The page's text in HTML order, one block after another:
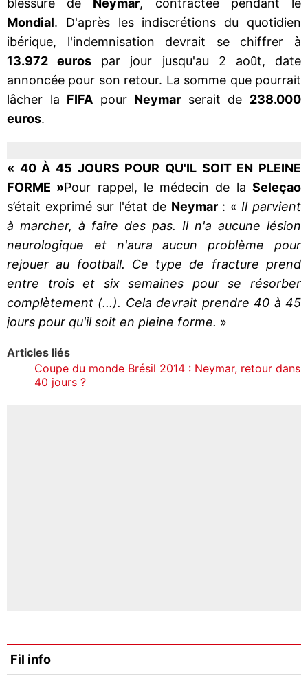
blessure de Neymar, contractée pendant le
Mondial. D'après les indiscrétions du quotidien
ibérique, l'indemnisation devrait se chiffrer à
13.972 euros par jour jusqu'au 2 août, date
annoncée pour son retour. La somme que pourrait
lâcher la FIFA pour Neymar serait de 238.000
euros.
« 40 À 45 JOURS POUR QU'IL SOIT EN PLEINE
FORME »Pour rappel, le médecin de laSeleçao
s’était exprimé sur l'état de Neymar: « Il parvient
à marcher, à faire des pas. Il n'a aucune lésion
neurologique et n'aura aucun problème pour
rejouer au football. Ce type de fracture prend
entre trois et six semaines pour se résorber
complètement (...). Cela devrait prendre 40 à 45
jours pour qu'il soit en pleine forme. »
Articles liés
Coupe du monde Brésil 2014 : Neymar, retour dans
40 jours ?
Fil info